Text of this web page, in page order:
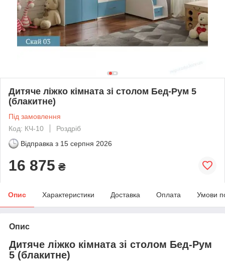
Дитяче ліжко кімната зі столом Бед-Рум 5
(блакитне)
Під замовлення
Код: КЧ-10
Роздріб
Відправка з 15 серпня 2026
16 875 ₴
Опис Характеристики Доставка Оплата Умови
Опис
Дитяче ліжко кімната зі столом Бед-Рум
5 (блакитне)